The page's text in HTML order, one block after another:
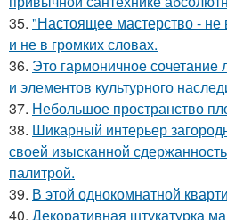
35. "Настоящее мастерство - не
и не в громких словах.
36. Это гармоничное сочетание
и элементов культурного
37. Небольшое пространство
38. Шикарный интерьер
своей изысканной
палитрой.
39. В этой однокомнатной
40. Декоративная штукатурка